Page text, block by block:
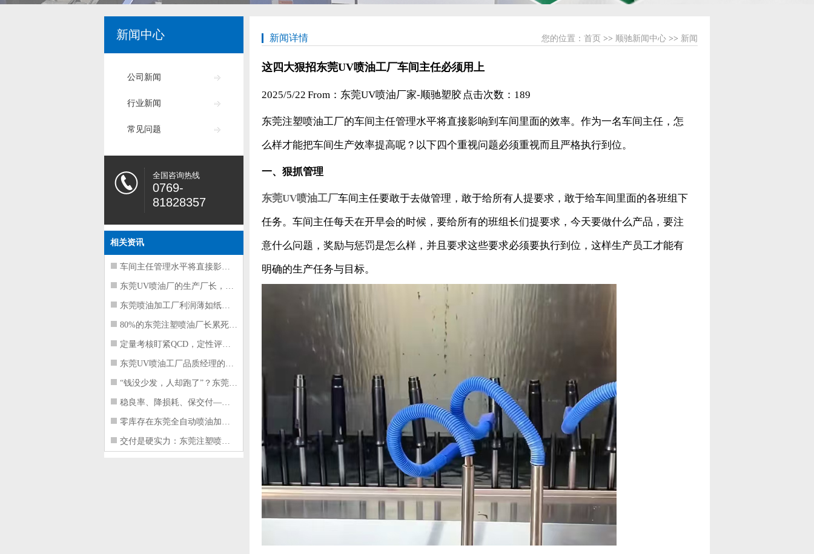
新闻中心
公司新闻
行业新闻
常见问题
全国咨询热线
0769-
81828357
相关资讯
车间主任管理水平将直接影响东莞注塑件
东莞UV喷油厂的生产厂长，到底在给工
东莞喷油加工厂利润薄如纸？这四项基本
80%的东莞注塑喷油厂长累死累活，利
定量考核盯紧QCD，定性评价看好配合
东莞UV喷油工厂品质经理的四项核心管
“钱没少发，人却跑了”？东莞注塑喷油
稳良率、降损耗、保交付——东莞这家U
零库存在东莞全自动喷油加工厂不可行的
交付是硬实力：东莞注塑喷油厂如何用齐
新闻详情 您的位置： 首页 >> 顺驰新闻中心 >> 新闻
这四大狠招东莞UV喷油工厂车间主任必须用上
2025/5/22 From：东莞UV喷油厂家-顺驰塑胶 点击次数： 189
东莞注塑喷油工厂的车间主任管理水平将直接影响到车间里面的效率。作为一名车间主任，怎
么样才能把车间生产效率提高呢？以下四个重视问题必须重视而且严格执行到位。
一、狠抓管理
东莞UV喷油工厂车间主任要敢于去做管理，敢于给所有人提要求，敢于给车间里面的各班组下
任务。车间主任每天在开早会的时候，要给所有的班组长们提要求，今天要做什么产品，要注
意什么问题，奖励与惩罚是怎么样，并且要求这些要求必须要执行到位，这样生产员工才能有
明确的生产任务与目标。